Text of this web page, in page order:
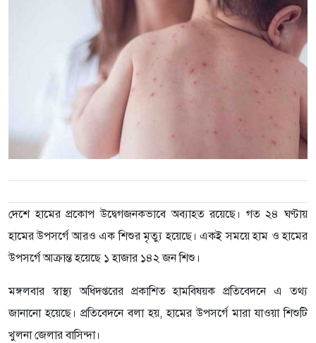
দেশে হামের প্রকোপ উদ্বেগজনকভাবে অব্যাহত রয়েছে। গত ২৪ ঘণ্টায়
হামের উপসর্গে আরও এক শিশুর মৃত্যু হয়েছে। একই সময়ে হাম ও হামের
উপসর্গে আক্রান্ত হয়েছে ১ হাজার ১৪২ জন শিশু।
মঙ্গলবার স্বাস্থ্য অধিদপ্তরের প্রকাশিত হামবিষয়ক প্রতিবেদনে এ তথ্য
জানানো হয়েছে। প্রতিবেদনে বলা হয়, হামের উপসর্গে মারা যাওয়া শিশুটি
খুলনা জেলার বাসিন্দা।